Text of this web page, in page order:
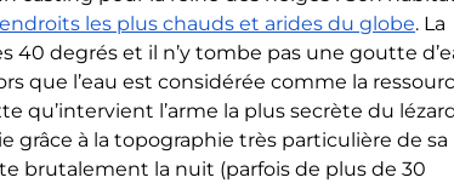
endroits les plus chauds et arides du globe. La
degrés et il n’y tombe pas une goutte
que l’eau est considérée comme la
qu’intervient l’arme la plus secrète du
grâce à la topographie très particulière de sa
brutalement la nuit (parfois de plus de 30